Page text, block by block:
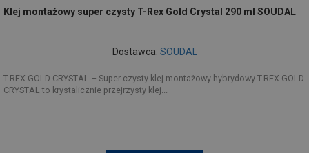
Klej montażowy super czysty T-Rex Gold Crystal 290 ml SOUDAL
Dostawca: SOUDAL
T-REX GOLD CRYSTAL – Super czysty klej montażowy hybrydowy T-REX GOLD
CRYSTAL to krystalicznie przejrzysty klej...